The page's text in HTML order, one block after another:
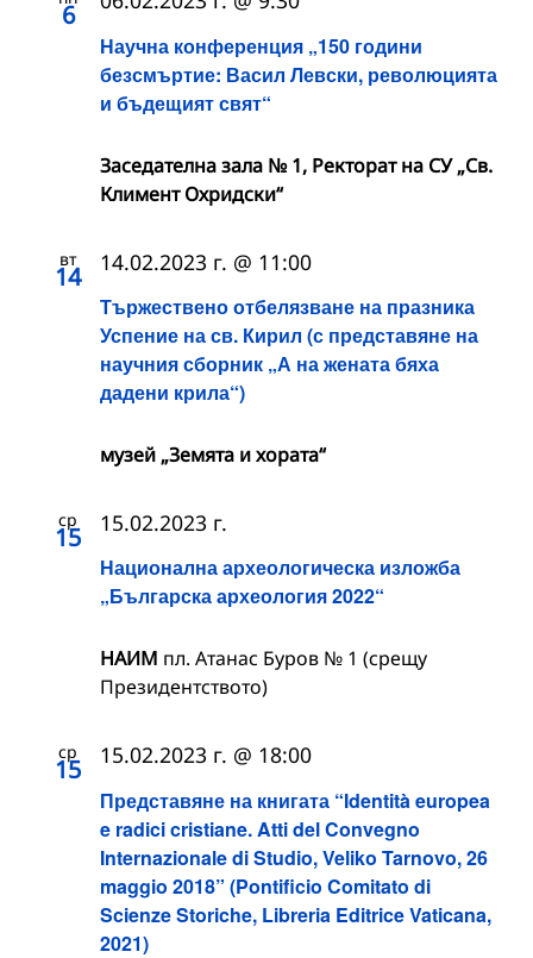
6
Научна конференция „150 години
безсмъртие: Васил Левски, революцията
и бъдещият свят“
Заседателна зала № 1, Ректорат на СУ „Св.
Климент Охридски“
вт
14
Тържествено отбелязване на празника
Успение на св. Кирил (с представяне на
научния сборник „А на жената бяха
дадени крила“)
14.02.2023 г. @ 11:00
музей „Земята и хората“
ср
15
Национална археологическа изложба
„Българска археология 2022“
15.02.2023 г.
НАИМ пл. Атанас Буров № 1 (срещу
Президентството)
ср
15
Представяне на книгата “Identità europea
e radici cristiane. Atti del Convegno
Internazionale di Studio, Veliko Tarnovo, 26
maggio 2018” (Pontificio Comitato di
Scienze Storiche, Libreria Editrice Vaticana,
2021)
15.02.2023 г. @ 18:00